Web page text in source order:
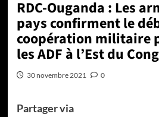
RDC-Ouganda : Les
pays confirment le
coopération militaire
les ADF à l’Est du
30 novembre 2021 0
Partager via